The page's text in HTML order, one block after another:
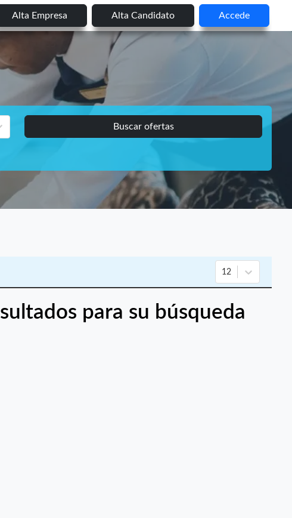
Alta Empresa Alta Candidato Accede
Buscar ofertas
12
para su búsqueda